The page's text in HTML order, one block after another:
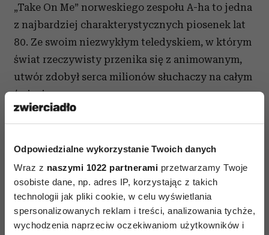
Odpowiedzialne wykorzystanie Twoich danych
Wraz z naszymi 1022 partnerami przetwarzamy Twoje
osobiste dane, np. adres IP, korzystając z takich
technologii jak pliki cookie, w celu wyświetlania
spersonalizowanych reklam i treści, analizowania tychże,
wychodzenia naprzeciw oczekiwaniom użytkowników i
„Take On Me” norweskiego zespołu A-ha to jedna
z najbardziej charakterystycznych piosenek lat
80. Ze swoim niezwykłym teledyskiem, w którym
świat rzeczywisty przenika się z animowanym,
utwór zdobył serca milionów słuchaczy na całym
świecie.
⋯